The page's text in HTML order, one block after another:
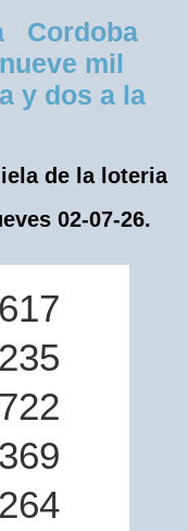
Cordoba
mil
y dos a la
de la loteria
02-07-26.